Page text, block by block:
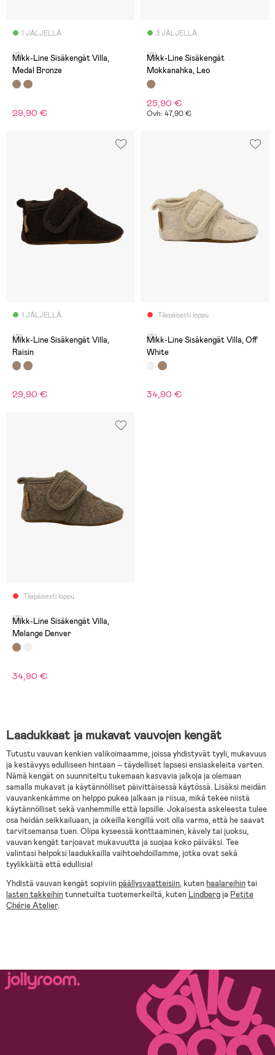
1 JÄLJELLÄ
(0)
Mikk-Line Sisäkengät Villa,
Medal Bronze
29,90 €
3 JÄLJELLÄ
(0)
Mikk-Line Sisäkengät
Mokkanahka, Leo
25,90 €
Ovh: 47,90 €
1 JÄLJELLÄ
(0)
Mikk-Line Sisäkengät Villa,
Raisin
29,90 €
Tilapäisesti loppu
(0)
Mikk-Line Sisäkengät Villa, Off
White
34,90 €
Tilapäisesti loppu
(0)
Mikk-Line Sisäkengät Villa,
Melange Denver
34,90 €
Laadukkaat ja mukavat vauvojen kengät
Tutustu vauvan kenkien valikoimaamme, joissa yhdistyvät tyyli, mukavuus
ja kestävyys edulliseen hintaan – täydelliset lapsesi ensiaskeleita varten.
Nämä kengät on suunniteltu tukemaan kasvavia jalkoja ja olemaan
samalla mukavat ja käytännölliset päivittäisessä käytössä. Lisäksi meidän
vauvankenkämme on helppo pukea jalkaan ja riisua, mikä tekee niistä
käytännölliset sekä vanhemmille että lapsille. Jokaisesta askeleesta tulee
osa heidän seikkailuaan, ja oikeilla kengillä voit olla varma, että he saavat
tarvitsemansa tuen. Olipa kyseessä konttaaminen, kävely tai juoksu,
vauvan kengät tarjoavat mukavuutta ja suojaa koko päiväksi. Tee
valintasi helpoksi laadukkailla vaihtoehdoillamme, jotka ovat sekä
tyylikkäitä että edullisia!
Yhdistä vauvan kengät sopiviinpäällysvaatteisiin, kutenhaalareihintai
lasten takkeihintunnetuilta tuotemerkeiltä, kuten Lindbergja Petite
Chérie Atelier.